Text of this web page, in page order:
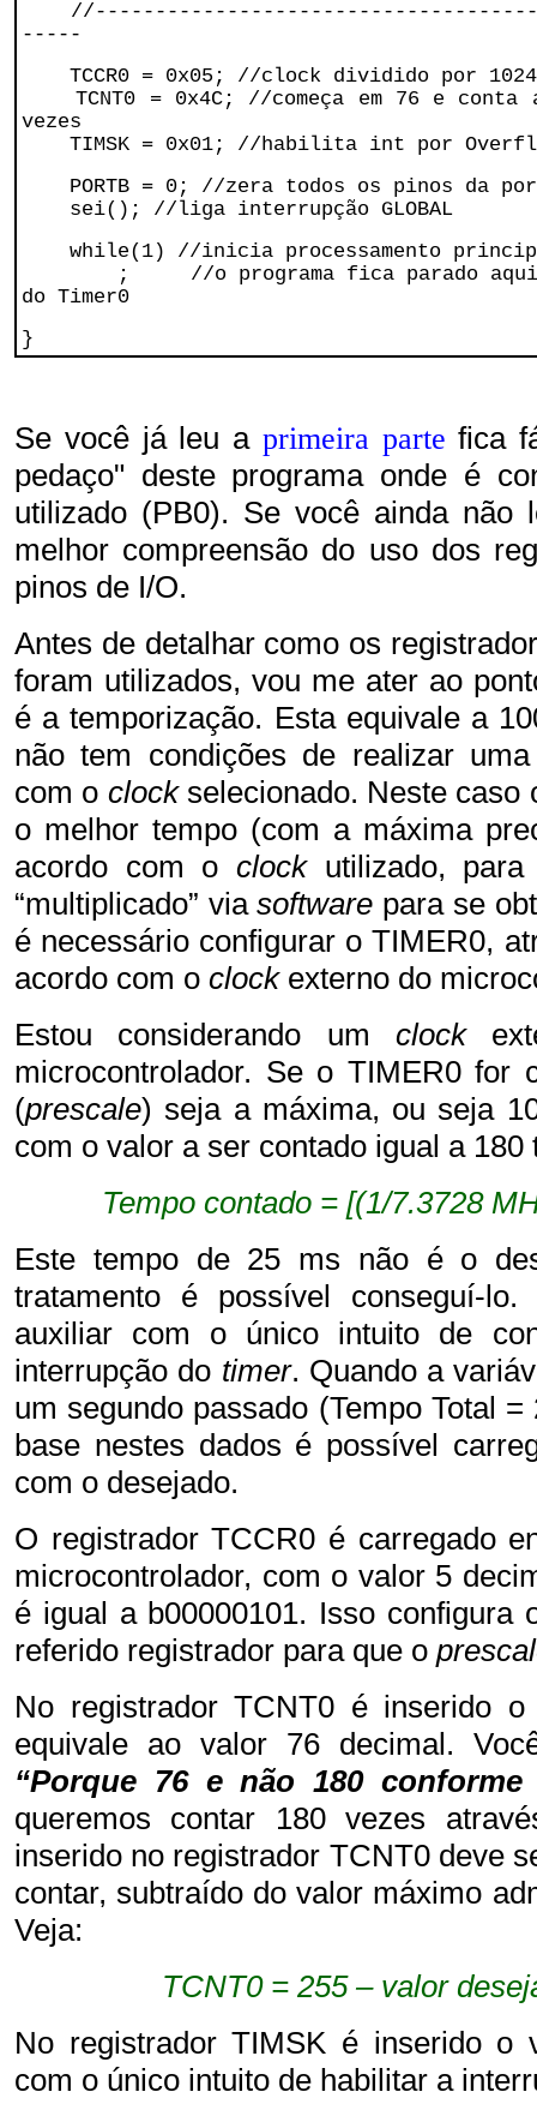
-----
TCCR0 = 0x05; //clock dividido por 1024
TCNT0 = 0x4C; //começa em 76 e conta
vezes
TIMSK = 0x01; //habilita int por
PORTB = 0; //zera todos os pinos da
sei(); //liga interrupção GLOBAL
while(1) //inicia processamento
; //o programa fica parado aqui,
do Timer0
}
Se você já leu a primeira parte fica
pedaço" deste programa onde é
utilizado (PB0). Se você ainda não
melhor compreensão do uso dos
pinos de I/O.
Antes de detalhar como os
foram utilizados, vou me ater ao
é a temporização. Esta equivale a
não tem condições de realizar
com o clockselecionado. Neste caso
o melhor tempo (com a máxima
acordo com o clockutilizado, para
“multiplicado” viasoftware para se
é necessário configurar o TIMER0,
acordo com o clockexterno do
Estou considerando um clock
microcontrolador. Se o TIMER0 for
(prescale)seja a máxima, ou seja
com o valor a ser contado igual a 180
Tempo contado = [(1/7.3728
Este tempo de 25 ms não é o
tratamento é possível conseguí-
auxiliar com o único intuito de
interrupção do timer. Quando a
um segundo passado (Tempo Total
base nestes dados é possível
com o desejado.
O registrador TCCR0 é carregado
microcontrolador, com o valor 5
é igual a b00000101. Isso configura
referido registrador para que o
No registrador TCNT0 é inserido
equivale ao valor 76 decimal.
“Porque 76 e não 180
queremos contar 180 vezes
inserido no registrador TCNT0 deve
contar, subtraído do valor máximo
Veja:
TCNT0 = 255 – valor
No registrador TIMSK é inserido o
com o único intuito de habilitar a